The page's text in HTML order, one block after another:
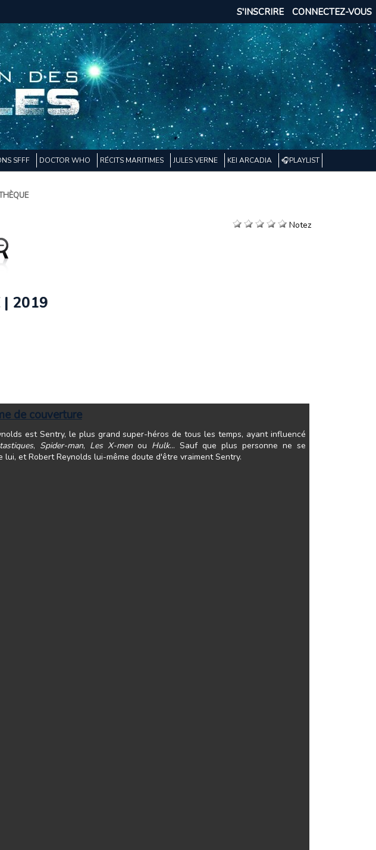
CONNECTEZ-VOUS
S'INSCRIRE
SFFF DOCTOR WHO RÉCITS MARITIMES JULES VERNE KEI ARCADIA 🎧PLAYLIST
Notez
| 2019
de couverture
est Sentry, le plus grand super-héros de tous les temps, ayant influencé
, Spider-man, Les X-men ou Hulk... Sauf que plus personne ne se
lui, et Robert Reynolds lui-même doute d'être vraiment Sentry.